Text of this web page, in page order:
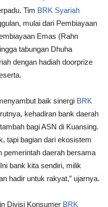
Tim BRK Syariah
mulai dari Pembiayaan
Emas (Rahn
tabungan Dhuha
dengan hadiah doorprize
baik sinergi BRK
kehadiran bank daerah
bagi ASN di Kuansing.
tapi bagian dari ekosistem
pemerintah daerah bersama
bank kita sendiri, milik
hadir untuk rakyat,” ujarnya.
Divisi Konsumer BRK